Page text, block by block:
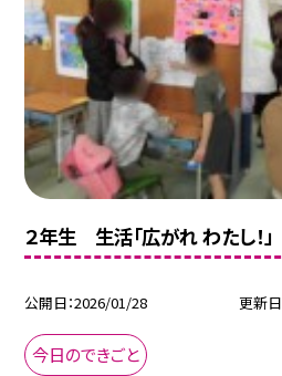
２年生 生活「広がれ わたし！」
公開日 2026/01/28 更新日
今日のできごと